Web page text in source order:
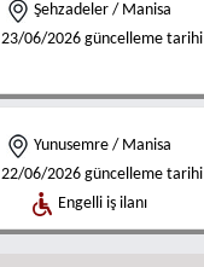
Şehzadeler / Manisa
23/06/2026 güncelleme tarihi
Yunusemre / Manisa
22/06/2026 güncelleme tarihi
Engelli iş ilanı